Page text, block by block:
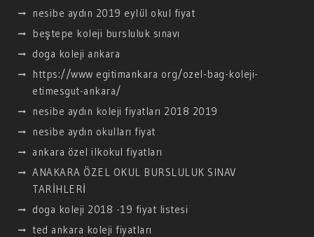
nesibe aydın 2019 eylül okul fiyat
beştepe koleji bursluluk sınavı
doga koleji ankara
https://www egitimankara org/ozel-bag-koleji-
etimesgut-ankara/
nesibe aydın koleji fiyatları 2018 2019
nesibe aydın okulları fiyat
ankara özel ilkokul fiyatları
ANAKARA ÖZEL OKUL BURSLULUK SINAV
TARİHLERİ
doga koleji 2018 -19 fiyat listesi
ted ankara koleji fiyatları